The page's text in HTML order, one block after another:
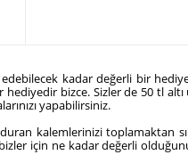
kadar değerli bir
bizce. Sizler de 50 tl
yapabilirsiniz.
duran kalemlerinizi toplamaktan
için ne kadar değerli